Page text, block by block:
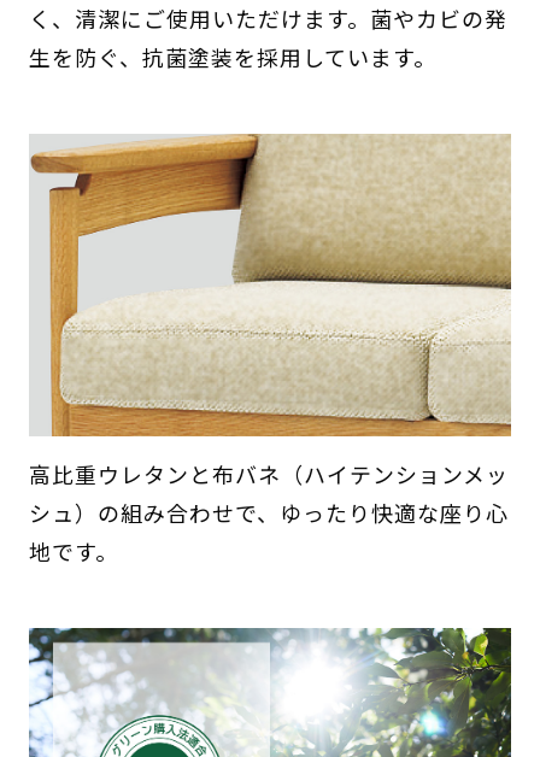
く、清潔にご使用いただけます。菌やカビの発
生を防ぐ、抗菌塗装を採用しています。
高比重ウレタンと布バネ（ハイテンションメッ
シュ）の組み合わせで、ゆったり快適な座り心
地です。